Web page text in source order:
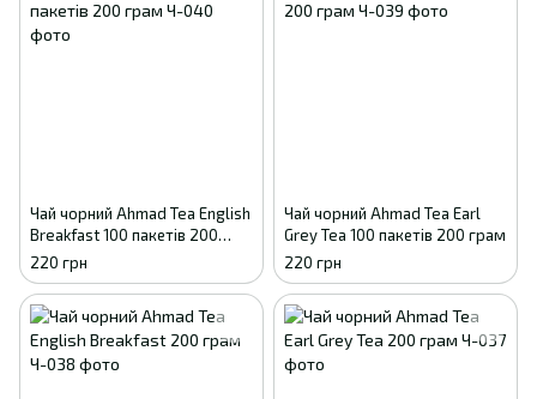
Чай чорний Ahmad Tea English
Breakfast 100 пакетів 200
грам
220 грн
Чай чорний Ahmad Tea Earl
Grey Tea 100 пакетів 200 грам
220 грн